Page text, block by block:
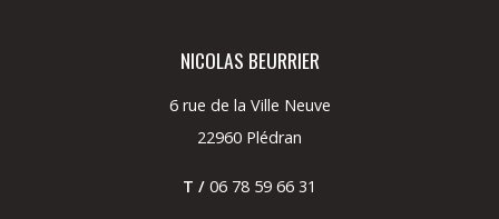
NICOLAS BEURRIER
6 rue de la Ville Neuve
22960 Plédran
T / 06 78 59 66 31